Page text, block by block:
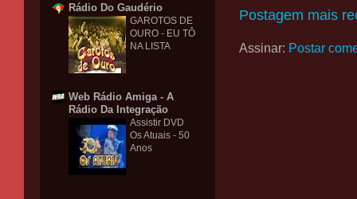
Postagem mais
Assinar: Postar
Rádio Do Gaudério
GAROTOS DE
OURO - EU TÔ
NA LISTA
Web Rádio Amiga - A
Rádio Da Integração
Assistir DVD
Os Atuais - 50
Anos